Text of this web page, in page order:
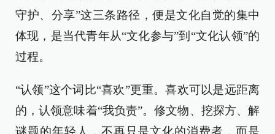
守护、分享”这三条路径，便是文化自觉的集中
体现，是当代青年从“文化参与”到“文化认领”的
过程。
“认领”这个词比“喜欢”更重。喜欢可以是远距离
的，认领意味着“我负责”。修文物、挖探方、解